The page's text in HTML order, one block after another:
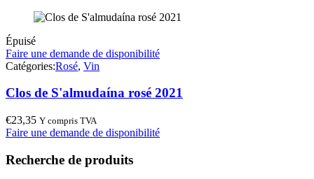
Épuisé
Faire une demande de disponibilité
Catégories:Rosé, Vin
Clos de S'almudaína rosé 2021
€23,35 Y compris TVA
Faire une demande de disponibilité
Recherche de produits